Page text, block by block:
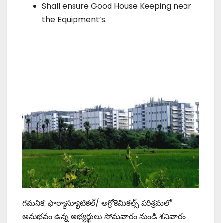
Shall ensure Good House Keeping near
the Equipment’s.
గమనిక: ఫార్మాస్యూటికల్/ అగ్రోకెమికల్స్ పరిశ్రమలో
అనుభవం ఉన్న అభ్యర్థులు సోమవారం నుండి శనివారం